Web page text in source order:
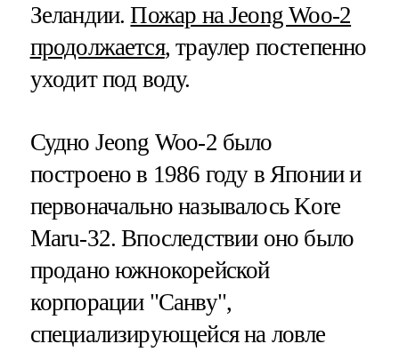
Зеландии.Пожар на Jeong Woo-2
продолжается, траулер постепенно
уходит под воду.
Судно Jeong Woo-2 было
построено в 1986 году в Японии и
первоначально называлось Kore
Maru-32. Впоследствии оно было
продано южнокорейской
корпорации "Санву",
специализирующейся на ловле